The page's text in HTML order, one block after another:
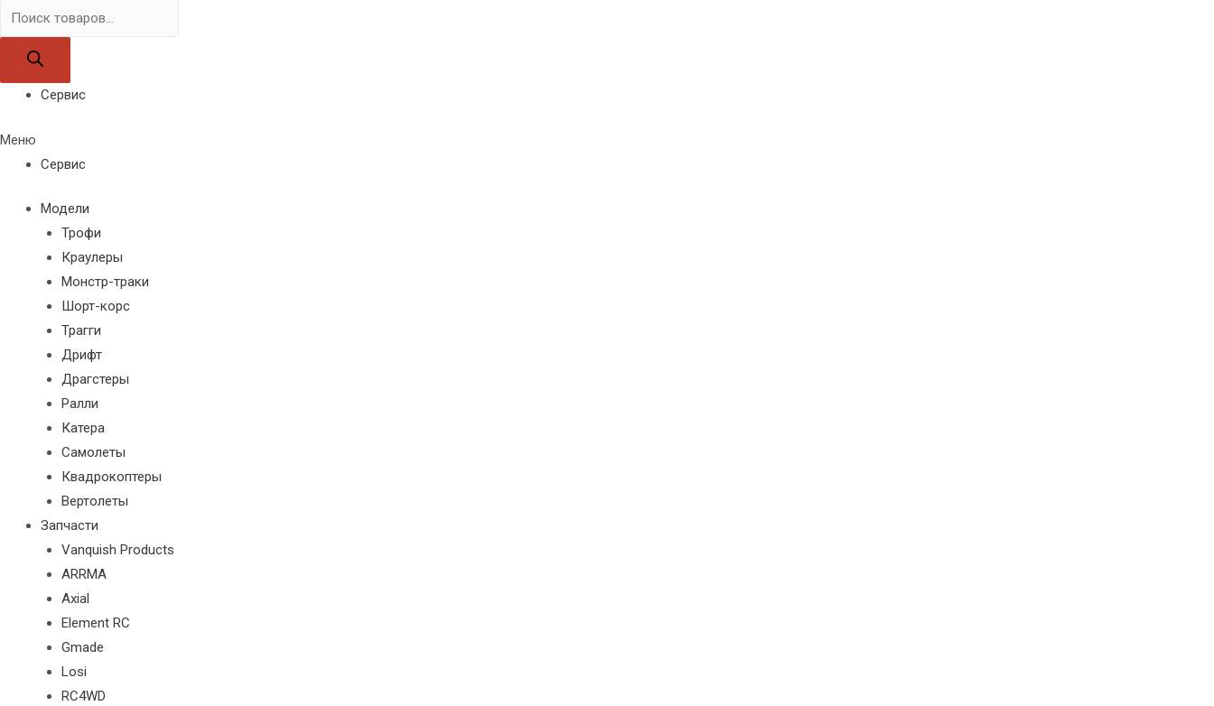
Поиск
товаров
Сервис
Меню
Сервис
Модели
Трофи
Краулеры
Монстр-траки
Шорт-корс
Трагги
Дрифт
Драгстеры
Ралли
Катера
Самолеты
Квадрокоптеры
Вертолеты
Запчасти
Vanquish Products
ARRMA
Axial
Element RC
Gmade
Losi
RC4WD